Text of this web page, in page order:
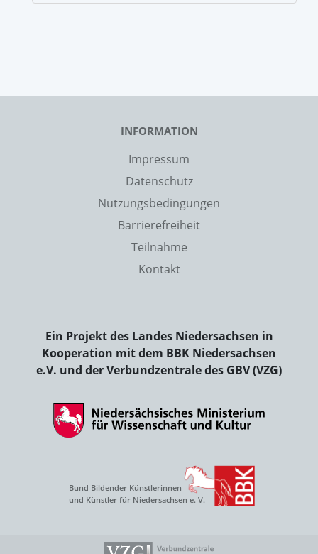
INFORMATION
Impressum
Datenschutz
Nutzungsbedingungen
Barrierefreiheit
Teilnahme
Kontakt
Ein Projekt des Landes Niedersachsen in
Kooperation mit dem BBK Niedersachsen
e.V. und der Verbundzentrale des GBV (VZG)
Bund Bildender Künstlerinnen
und Künstler für Niedersachsen e. V.